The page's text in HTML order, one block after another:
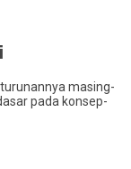
masing-
pada konsep-